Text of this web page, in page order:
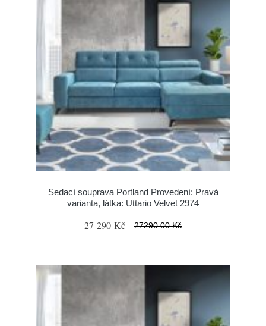
Sedací souprava Portland Provedení: Pravá
varianta, látka: Uttario Velvet 2974
27 290 Kč 27290.00 Kč